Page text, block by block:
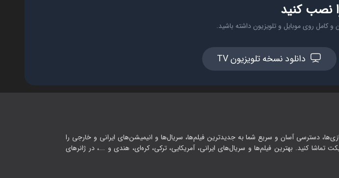
نصب کنید
کامل روی موبایل و تلویزیون داشته باشید.
دانلود نسخه تلویزیون TV
دسترسی آسان و سریع شما به جدیدترین فیلم‌ها، سریال‌ها و انیمیشن‌های ایرانی و خارجی را
کنید. بهترین فیلم‌ها و سریال‌های ایرانی، آمریکایی، ترکی، کره‌ای، هندی و ...، در ژانرهای